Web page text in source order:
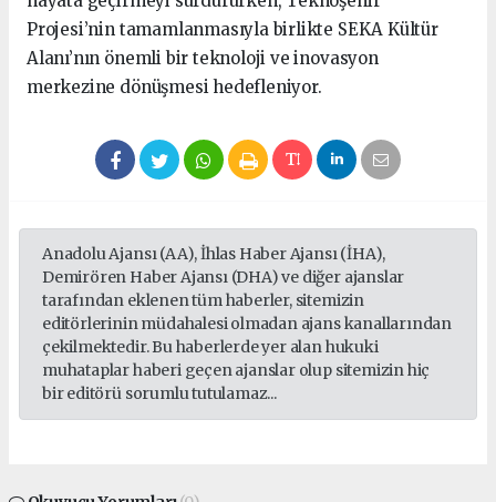
Projesi’nin tamamlanmasıyla birlikte SEKA Kültür
Alanı’nın önemli bir teknoloji ve inovasyon
merkezine dönüşmesi hedefleniyor.
Anadolu Ajansı (AA), İhlas Haber Ajansı (İHA),
Demirören Haber Ajansı (DHA) ve diğer ajanslar
tarafından eklenen tüm haberler, sitemizin
editörlerinin müdahalesi olmadan ajans kanallarından
çekilmektedir. Bu haberlerde yer alan hukuki
muhataplar haberi geçen ajanslar olup sitemizin hiç
bir editörü sorumlu tutulamaz...